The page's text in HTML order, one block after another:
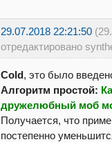
29.07.2018 22:21:50
отредактировано
Cold, это было
Алгоритм простой:
дружелюбный моб
Получается, что
постепенно